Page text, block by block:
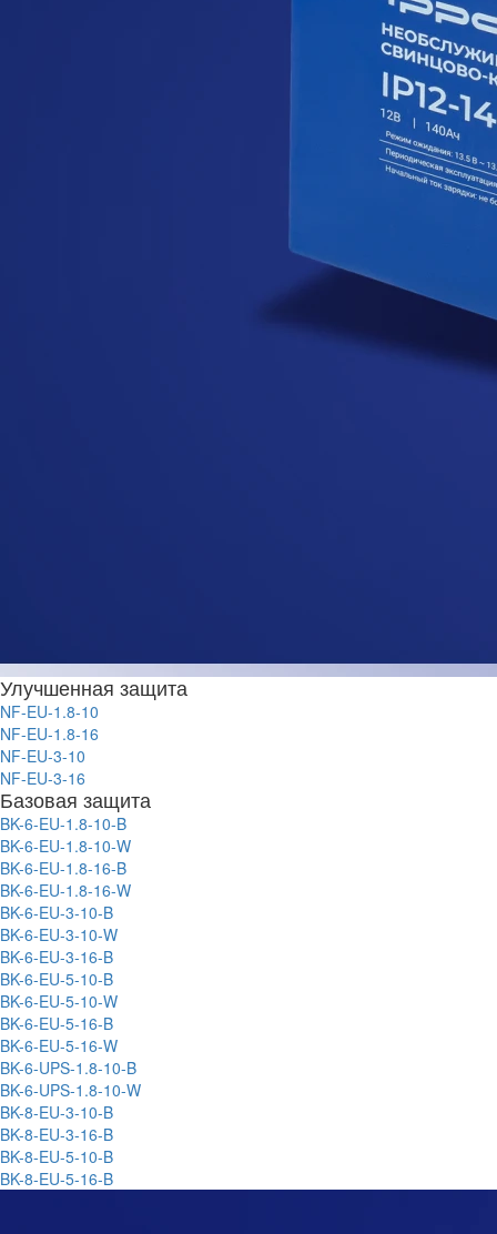
Улучшенная защита
NF-EU-1.8-10
NF-EU-1.8-16
NF-EU-3-10
NF-EU-3-16
Базовая защита
BK-6-EU-1.8-10-B
BK-6-EU-1.8-10-W
BK-6-EU-1.8-16-B
BK-6-EU-1.8-16-W
BK-6-EU-3-10-B
BK-6-EU-3-10-W
BK-6-EU-3-16-B
BK-6-EU-5-10-B
BK-6-EU-5-10-W
BK-6-EU-5-16-B
BK-6-EU-5-16-W
BK-6-UPS-1.8-10-B
BK-6-UPS-1.8-10-W
BK-8-EU-3-10-B
BK-8-EU-3-16-B
BK-8-EU-5-10-B
BK-8-EU-5-16-B